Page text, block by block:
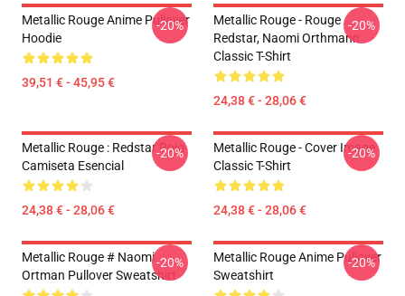
Metallic Rouge Anime Pullover
Hoodie
39,51 € - 45,95 €
-20%
Metallic Rouge - Rouge
Redstar, Naomi Orthmann
Classic T-Shirt
24,38 € - 28,06 €
-20%
Metallic Rouge : Redstar Rojo
Camiseta Esencial
24,38 € - 28,06 €
-20%
Metallic Rouge - Cover Image
Classic T-Shirt
24,38 € - 28,06 €
-20%
Metallic Rouge # Naomi
Ortman Pullover Sweatshirt
-20%
Metallic Rouge Anime Pullover
Sweatshirt
-20%